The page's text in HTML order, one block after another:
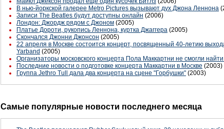
В нью-йоркской галерее Metro Pictures вызывают дух Джона Леннона
Записи The Beatles будут доступны онлайн (2006)
Лондон: Джордж рядом с Джоном (2005)
Платье Дороти, рукопись Леннона, куртка Джаггера (2005)
Скончался Джонни Джонсон (2005)
22 апреля в Москве состоится концерт, посвященный 40-летию
Yarband (2005)
Организаторы московского концерта Пола Маккартни не смогли
Последние новости о подготовке концерта Маккартни в Москве (2003)
Группа Jethro Tull дала два концерта на сцене "Горбушки" (2003)
Самые популярные новости последнего месяца